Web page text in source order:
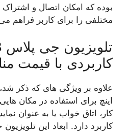
بوده که امکان اتصال و
مختلفی را برای کاربر فراهم
کاربردی با قیمت
اینچ برای استفاده در مکان
کار، اتاق خواب یا به عنوان